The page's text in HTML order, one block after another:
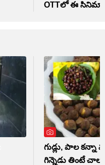
OTTలో ఈ సినిమా
గుడ్లు, పాల కన్నా
గిన్నెడు తింటే చాలు